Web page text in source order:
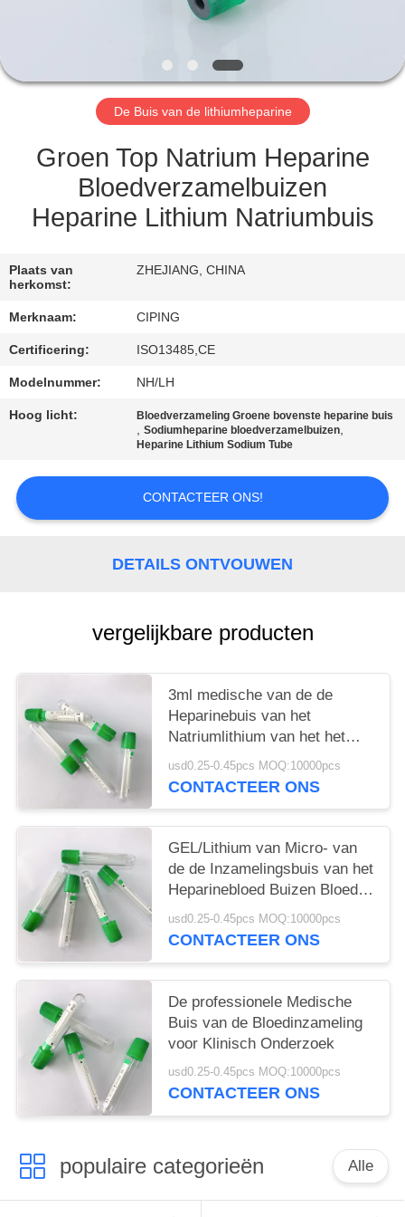
VERZOEK
EEN
CITAAT
SITEMAP
PRIVACY
POLICY
De Buis van de lithiumheparine
Groen Top Natrium Heparine
Bloedverzamelbuizen
Heparine Lithium Natriumbuis
Plaats van
herkomst:
ZHEJIANG, CHINA
Merknaam: CIPING
Certificering: ISO13485,CE
Modelnummer: NH/LH
Hoog licht: Bloedverzameling Groene bovenste heparine buis
,Sodiumheparine bloedverzamelbuizen,
Heparine Lithium Sodium Tube
CONTACTEER ONS!
DETAILS ONTVOUWEN
vergelijkbare producten
3ml medische van de de
Heparinebuis van het
Natriumlithium van het het
Natriumcitraat het Bloedbuis
usd0.25-0.45pcs MOQ:10000pcs
CONTACTEER ONS
GEL/Lithium van Micro- van
de de Inzamelingsbuis van het
Heparinebloed Buizen Bloed
de Duidelijke vacuum blood
colletion tube
usd0.25-0.45pcs MOQ:10000pcs
CONTACTEER ONS
De professionele Medische
Buis van de Bloedinzameling
voor Klinisch Onderzoek
usd0.25-0.45pcs MOQ:10000pcs
CONTACTEER ONS
populaire categorieën Alle